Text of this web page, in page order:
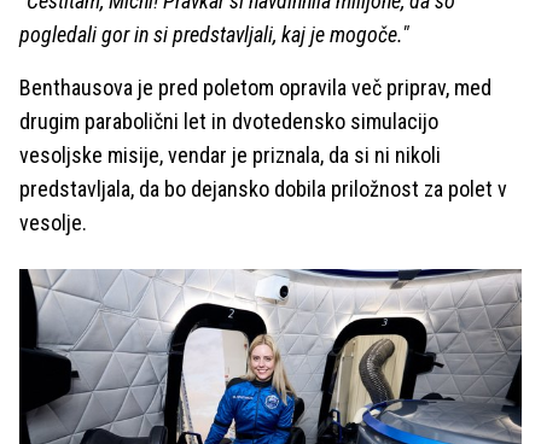
pogledali gor in si predstavljali, kaj je mogoče."
Benthausova je pred poletom opravila več priprav, med
drugim parabolični let in dvotedensko simulacijo
vesoljske misije, vendar je priznala, da si ni nikoli
predstavljala, da bo dejansko dobila priložnost za polet v
vesolje.